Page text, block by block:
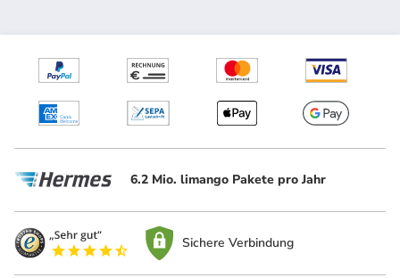
6.2 Mio. limango Pakete pro Jahr
Sichere Verbindung